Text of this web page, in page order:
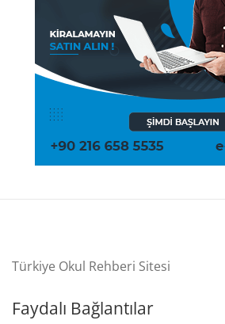
Türkiye Okul Rehberi Sitesi
Faydalı Bağlantılar